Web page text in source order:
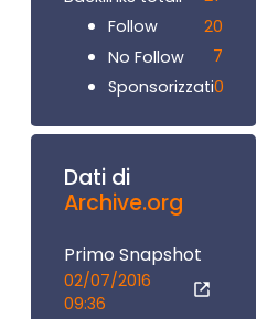
Follow
20
No Follow
7
Sponsorizzati0
Dati di
Archive.org
Primo Snapshot
02/07/2016
09:36